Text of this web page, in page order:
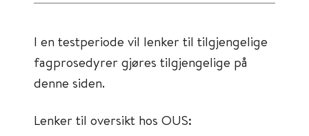
I en testperiode vil lenker til tilgjengelige
fagprosedyrer gjøres tilgjengelige på
denne siden.
Lenker til oversikt hos OUS: